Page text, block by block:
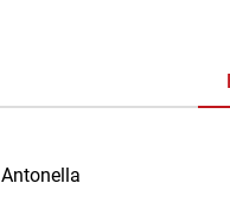
Antonella